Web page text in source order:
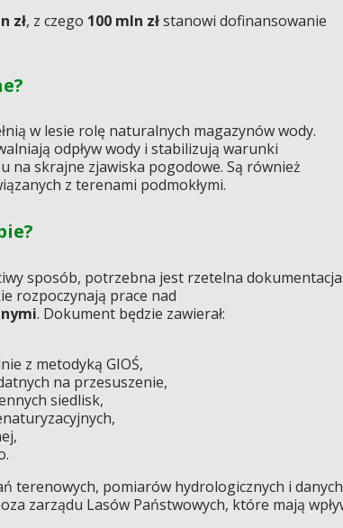
zł, z czego 100 mln złstanowi dofinansowanie
w lesie rolę naturalnych magazynów wody.
odpływ wody i stabilizują warunki
na skrajne zjawiska pogodowe. Są również
z terenami podmokłymi.
sposób, potrzebna jest rzetelna
rozpoczynają prace nad
. Dokument będzie zawierał:
z metodyką GIOŚ,
na przesuszenie,
siedlisk,
terenowych, pomiarów hydrologicznych i danych
zarządu Lasów Państwowych, które mają